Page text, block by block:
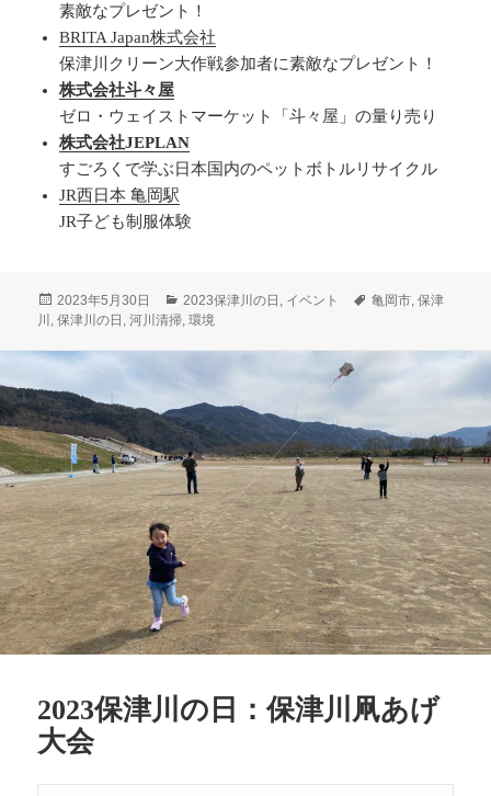
素敵なプレゼント！
BRITA Japan株式会社
保津川クリーン大作戦参加者に素敵なプレゼント！
株式会社斗々屋
ゼロ・ウェイストマーケット「斗々屋」の量り売り
株式会社JEPLAN
すごろくで学ぶ日本国内のペットボトルリサイクル
JR西日本 亀岡駅
JR子ども制服体験
投
稿
2023年5月30日
カ
テ
2023保津川の日 , イベント
タ
亀岡市,保津
川 ,保津川の日 ,河川清掃,環境
2023保津川の日：保津川凧あげ
大会